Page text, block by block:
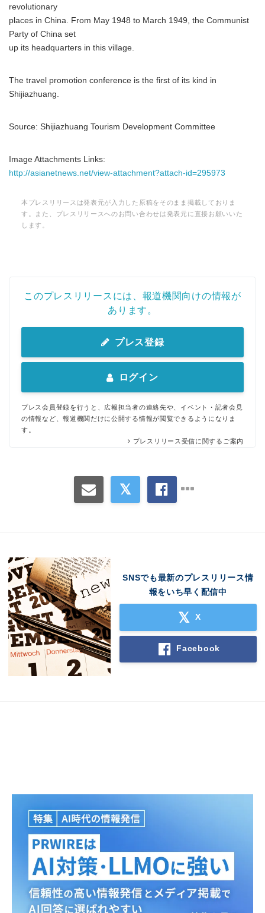
revolutionary
places in China. From May 1948 to March 1949, the Communist
Party of China set
up its headquarters in this village.
The travel promotion conference is the first of its kind in
Shijiazhuang.
Source: Shijiazhuang Tourism Development Committee
Image Attachments Links:
http://asianetnews.net/view-attachment?attach-id=295973
本プレスリリースは発表元が入力した原稿をそのまま掲載しておりま
す。また、プレスリリースへのお問い合わせは発表元に直接お願いいた
します。
このプレスリリースには、報道機関向けの情報が
あります。
プレス登録
ログイン
プレス会員登録を行うと、広報担当者の連絡先や、イベント・記者会見
の情報など、報道機関だけに公開する情報が閲覧できるようになりま
す。
プレスリリース受信に関するご案内
SNSでも最新のプレスリリース情
報をいち早く配信中
X
Facebook
English